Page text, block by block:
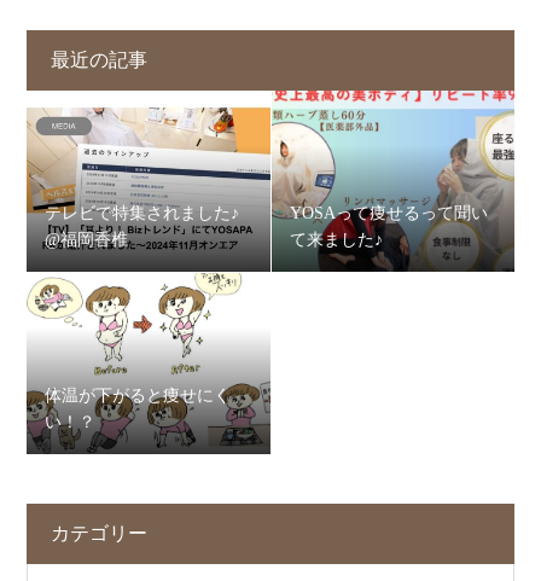
最近の記事
テレビで特集されました♪
@福岡香椎
YOSAって痩せるって聞い
て来ました♪
体温が下がると痩せにく
い！？
カテゴリー